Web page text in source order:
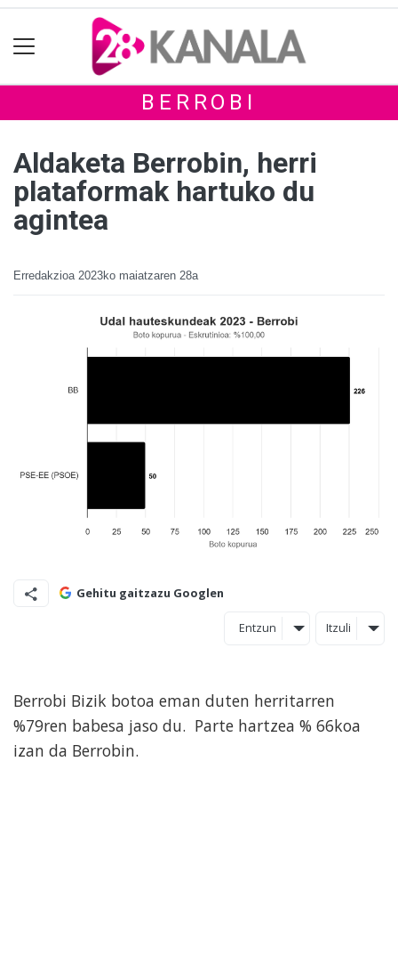
BERROBI
Aldaketa Berrobin, herri
plataformak hartuko du
agintea
Erredakzioa 2023ko maiatzaren 28a
Gehitu gaitzazu Googlen
Entzun Itzuli
Berrobi Bizik botoa eman duten herritarren
%79ren babesa jaso du. Parte hartzea % 66koa
izan da Berrobin.